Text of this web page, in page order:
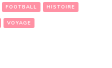
FOOTBALL HISTOIRE
VOYAGE